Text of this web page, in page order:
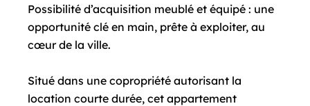
Possibilité d’acquisition meublé et équipé : une
opportunité clé en main, prête à exploiter, au
cœur de la ville.
Situé dans une copropriété autorisant la
location courte durée, cet appartement